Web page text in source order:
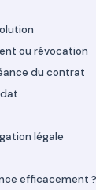
ou révocation
du contrat
légale
efficacement ?